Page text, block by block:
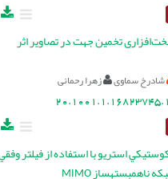
تخمین جهت در تصاویر اثر
شادرخ سماوی زهرا رحمانی
استريو با استفاده از فيلتر وفقي